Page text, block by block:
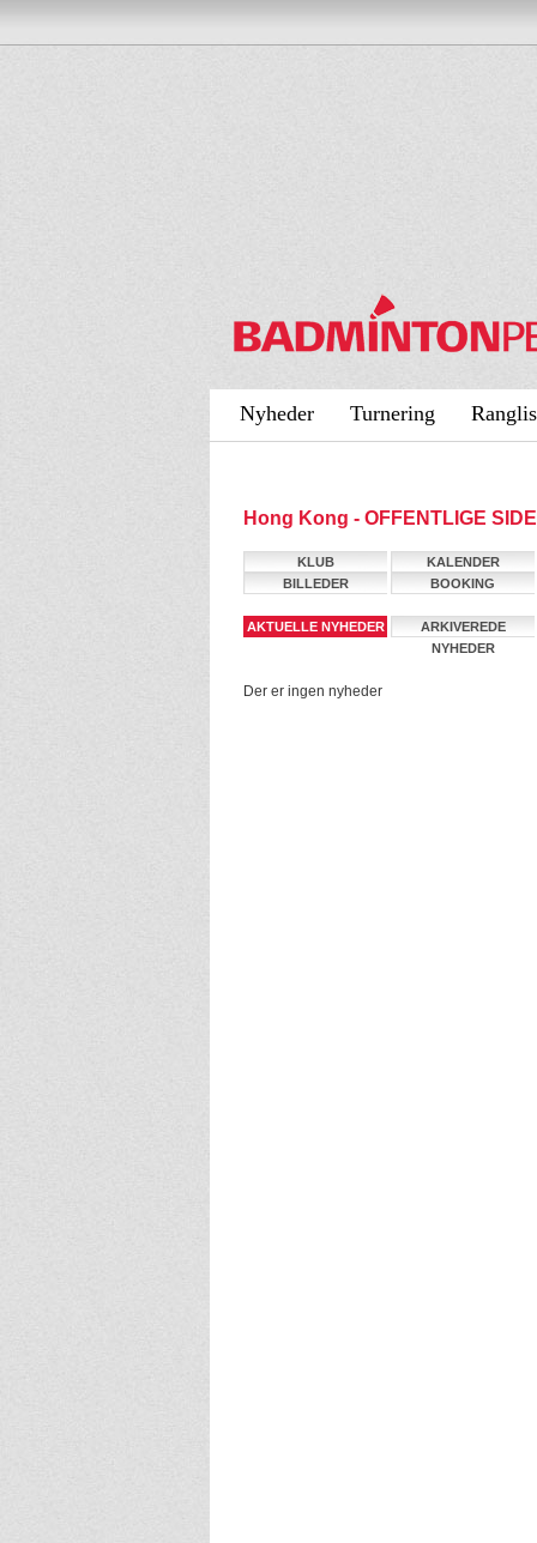
Nyheder Turnering
Hong Kong - OFFENTLIGE
KLUB
KALENDER
BILLEDER
BOOKING
AKTUELLE NYHEDER
ARKIVEREDE
NYHEDER
Der er ingen nyheder